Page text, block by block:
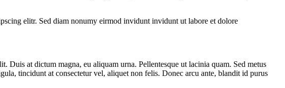
elitr. Sed diam nonumy eirmod invidunt invidunt ut labore et dolore
Duis at dictum magna, eu aliquam urna. Pellentesque ut lacinia quam. Sed metus
tincidunt at consectetur vel, aliquet non felis. Donec arcu ante, blandit id purus